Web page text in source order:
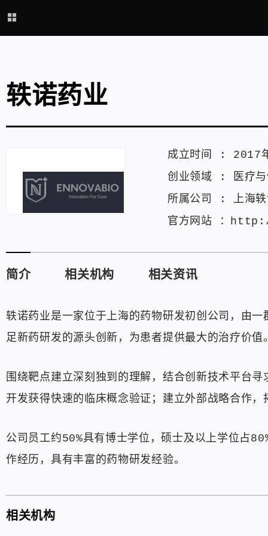
轶诺药业
成立时间 : 2017
创业领域 :
医疗
所属公司 : 上海
官方网站 ：
简介 相关机构 相关资讯
轶诺药业是一家位于上海的药物研发初创公司，由
足新药研发的源头创新，为患者提供最大的治疗价值
围绕靶点建立深刻独到的理解，结合创新技术平台
开发获得快速的临床概念验证；建立外部战略合作
公司员工约50%具有博士学位，硕士及以上学位占
作经历，具有丰富的药物研发经验。
相关机构